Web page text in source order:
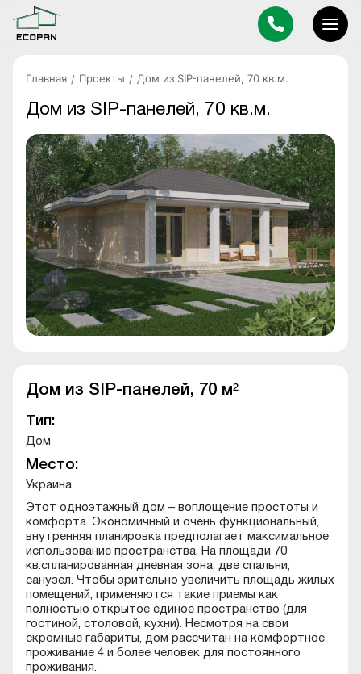
Главная Проекты Дом из SIP-панелей, 70 кв.м.
Дом из SIP-панелей, 70 кв.м.
Дом из SIP-панелей, 70 м²
Тип:
Дом
Место:
Украина
Этот одноэтажный дом – воплощение простоты и
комфорта. Экономичный и очень функциональный,
внутренняя планировка предполагает максимальное
использование пространства. На площади 70
кв.спланированная дневная зона, две спальни,
санузел. Чтобы зрительно увеличить площадь жилых
помещений, применяются такие приемы как
полностью открытое единое пространство (для
гостиной, столовой, кухни). Несмотря на свои
скромные габариты, дом рассчитан на комфортное
проживание 4 и более человек для постоянного
проживания.